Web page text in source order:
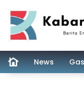
content
News Gas